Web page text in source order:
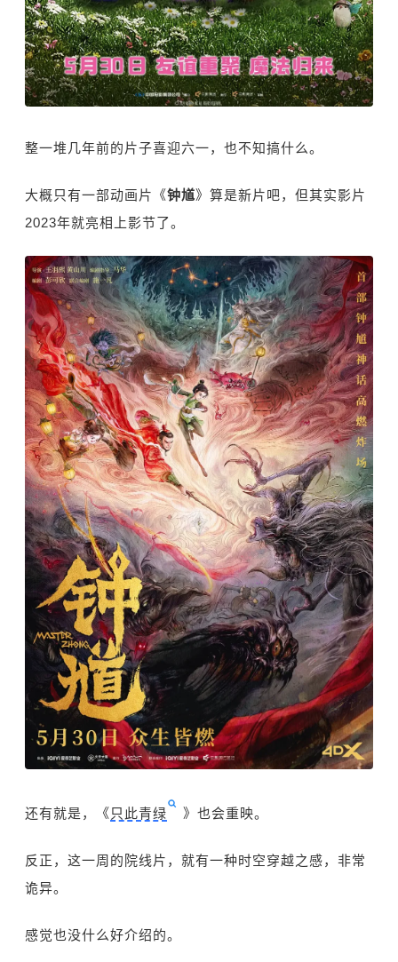
整一堆几年前的片子喜迎六一，也不知搞什么。
大概只有一部动画片《钟馗》算是新片吧，但其实影片
2023年就亮相上影节了。
还有就是，《 只此青绿 》也会重映。
反正，这一周的院线片，就有一种时空穿越之感，非常
诡异。
感觉也没什么好介绍的。